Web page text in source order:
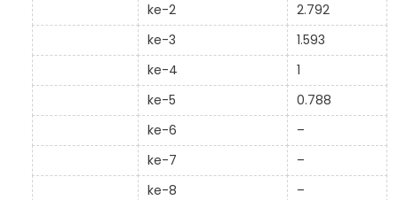
ke-2
2.792
ke-3
1.593
ke-4
1
ke-5
0.788
ke-6
–
ke-7
–
ke-8
–